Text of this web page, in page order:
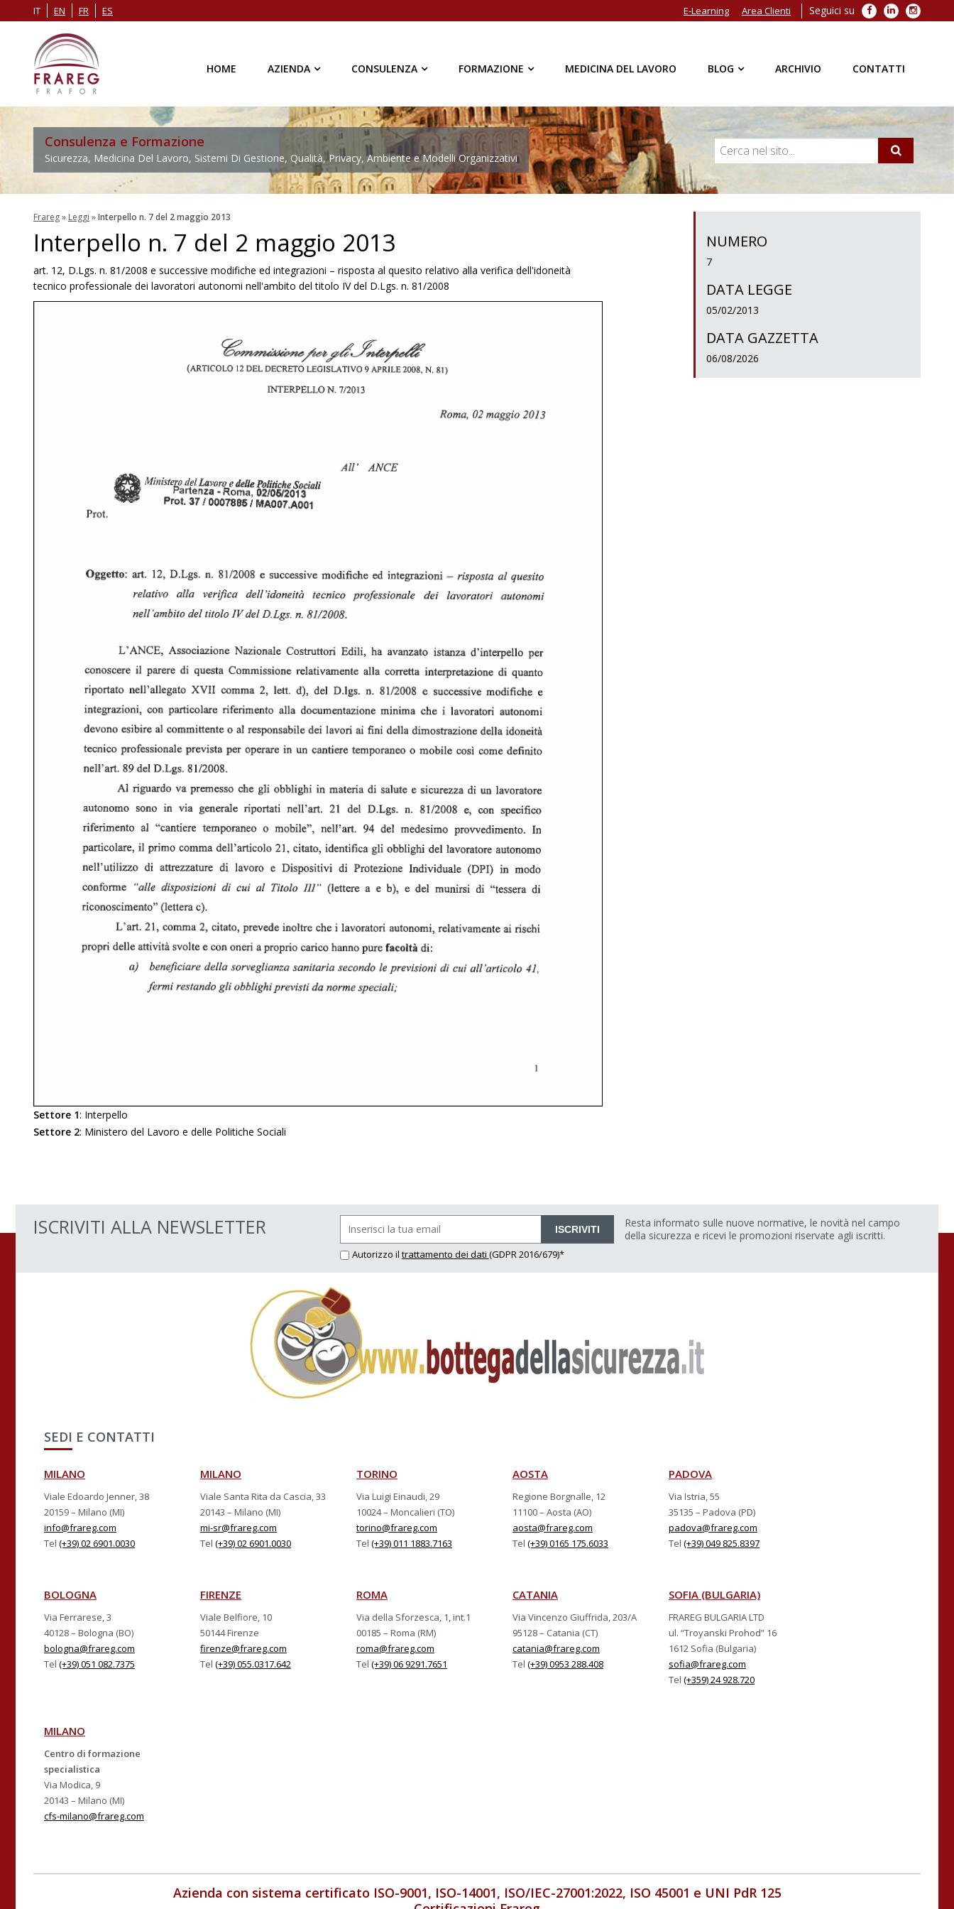
IT EN FR ES Seguici su Facebook
LinkedIn
E-Learning Area Clienti
HOME AZIENDA CONSULENZA FORMAZIONE MEDICINA DEL LAVORO BLOG ARCHIVIO CONTATTI
Consulenza e Formazione
Sicurezza, Medicina Del Lavoro, Sistemi Di Gestione, Qualità, Privacy, Ambiente e Modelli Organizzativi
Frareg» Leggi »Interpello n. 7 del 2 maggio 2013
Interpello n. 7 del 2 maggio 2013
art. 12, D.Lgs. n. 81/2008 e successive modifiche ed integrazioni – risposta al quesito relativo alla verifica dell'idoneità
tecnico professionale dei lavoratori autonomi nell'ambito del titolo IV del D.Lgs. n. 81/2008
Settore 1: Interpello
Settore 2: Ministero del Lavoro e delle Politiche Sociali
NUMERO
7
DATA LEGGE
05/02/2013
DATA GAZZETTA
06/08/2026
ISCRIVITI ALLA NEWSLETTER ISCRIVITI
Autorizzo il trattamento dei dati (GDPR 2016/679)*
Resta informato sulle nuove normative, le novità nel campo
della sicurezza e ricevi le promozioni riservate agli iscritti.
SEDI E CONTATTI
MILANO
Viale Edoardo Jenner, 38
20159 – Milano (MI)
info@frareg.com
Tel (+39) 02 6901.0030
MILANO
Viale Santa Rita da Cascia, 33
20143 – Milano (MI)
mi-sr@frareg.com
Tel (+39) 02 6901.0030
TORINO
Via Luigi Einaudi, 29
10024 – Moncalieri (TO)
torino@frareg.com
Tel (+39) 011 1883.7163
AOSTA
Regione Borgnalle, 12
11100 – Aosta (AO)
aosta@frareg.com
Tel (+39) 0165 175.6033
PADOVA
Via Istria, 55
35135 – Padova (PD)
padova@frareg.com
Tel (+39) 049 825.8397
BOLOGNA
Via Ferrarese, 3
40128 – Bologna (BO)
bologna@frareg.com
Tel (+39) 051 082.7375
FIRENZE
Viale Belfiore, 10
50144 Firenze
firenze@frareg.com
Tel (+39) 055.0317.642
ROMA
Via della Sforzesca, 1, int.1
00185 – Roma (RM)
roma@frareg.com
Tel (+39) 06 9291.7651
CATANIA
Via Vincenzo Giuffrida, 203/A
95128 – Catania (CT)
catania@frareg.com
Tel (+39) 0953 288.408
SOFIA (BULGARIA)
FRAREG BULGARIA LTD
ul. “Troyanski Prohod” 16
1612 Sofia (Bulgaria)
sofia@frareg.com
Tel (+359) 24 928.720
MILANO
Centro di formazione
specialistica
Via Modica, 9
20143 – Milano (MI)
cfs-milano@frareg.com
Azienda con sistema certificato ISO-9001, ISO-14001, ISO/IEC-27001:2022, ISO 45001 e UNI PdR 125